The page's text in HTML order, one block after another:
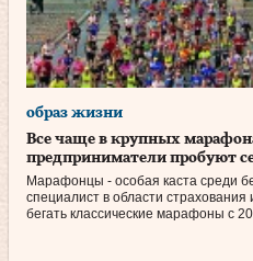
образ жизни
Все чаще в крупных
предприниматели пробуют
Марафонцы - особая каста среди
специалист в области
бегать классические марафоны с